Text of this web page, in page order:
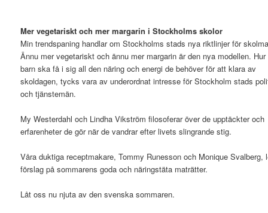
Mer vegetariskt och mer margarin i Stockholms skolor
Min trendspaning handlar om Stockholms stads nya riktlinjer för
Ännu mer vegetariskt och ännu mer margarin är den nya modellen. Hur
barn ska få i sig all den näring och energi de behöver för att klara av
skoldagen, tycks vara av underordnat intresse för Stockholm stads
och tjänstemän.
My Westerdahl och Lindha Vikström filosoferar över de upptäckter och
erfarenheter de gör när de vandrar efter livets slingrande stig.
Våra duktiga receptmakare, Tommy Runesson och Monique Svalberg,
förslag på sommarens goda och näringstäta maträtter.
Låt oss nu njuta av den svenska sommaren.